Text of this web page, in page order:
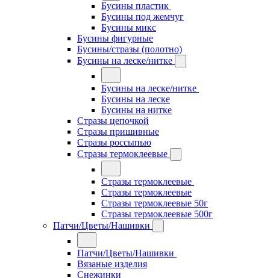
Бусины пластик
Бусины под жемчуг
Бусины микс
Бусины фигурные
Бусины/стразы (полотно)
Бусины на леске/нитке
Бусины на леске/нитке
Бусины на леске
Бусины на нитке
Стразы цепочкой
Стразы пришивные
Стразы россыпью
Стразы термоклеевые
Стразы термоклеевые
Стразы термоклеевые
Стразы термоклеевые 50г
Стразы термоклеевые 500г
Патчи/Цветы/Нашивки
Патчи/Цветы/Нашивки
Вязаные изделия
Снежинки